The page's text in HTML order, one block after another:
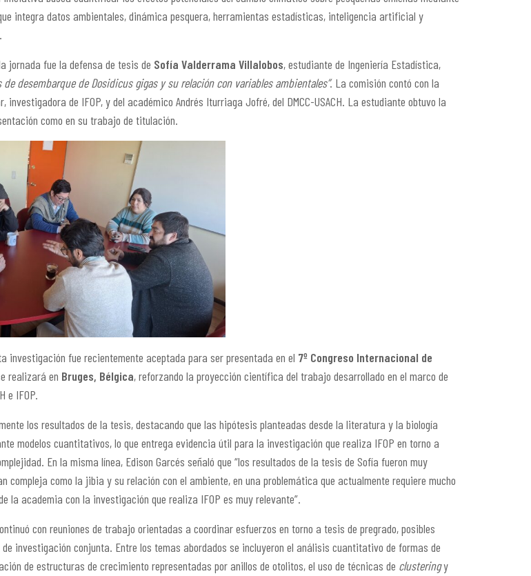
integra datos ambientales, dinámica pesquera, herramientas estadísticas, inteligencia artificial y
jornada fue la defensa de tesis de Sofía Valderrama Villalobos, estudiante de Ingeniería Estadística,
de desembarque de Dosidicus gigas y su relación con variables ambientales”. La comisión contó con la
investigadora de IFOP, y del académico Andrés Iturriaga Jofré, del DMCC-USACH. La estudiante obtuvo la
como en su trabajo de titulación.
investigación fue recientemente aceptada para ser presentada en el 7º Congreso Internacional de
realizará en Bruges, Bélgica, reforzando la proyección científica del trabajo desarrollado en el marco de
e IFOP.
los resultados de la tesis, destacando que las hipótesis planteadas desde la literatura y la biología
modelos cuantitativos, lo que entrega evidencia útil para la investigación que realiza IFOP en torno a
En la misma línea, Edison Garcés señaló que “los resultados de la tesis de Sofía fueron muy
compleja como la jibia y su relación con el ambiente, en una problemática que actualmente requiere mucho
la academia con la investigación que realiza IFOP es muy relevante”.
con reuniones de trabajo orientadas a coordinar esfuerzos en torno a tesis de pregrado, posibles
investigación conjunta. Entre los temas abordados se incluyeron el análisis cuantitativo de formas de
de estructuras de crecimiento representadas por anillos de otolitos, el uso de técnicas de clusteringy